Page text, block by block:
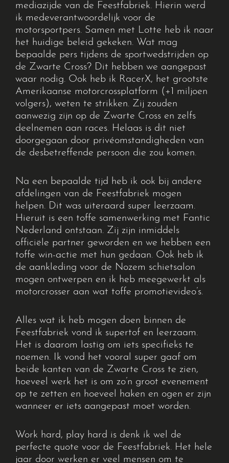
E-mailen
info@feestfabriek.nl
mediazijde van de Feestfabriek. Hierin werd
ik medeverantwoordelijk voor de
motorsportpers. Samen met Lotte heb ik naar
het huidige beleid gekeken. Wat mag
bepaalde pers tijdens de sportwedstrijden op
de Zwarte Cross? Dit hebben we aangepast
waar nodig. Ook heb ik RacerX, het grootste
Amerikaanse motorcrossplatform (+1 miljoen
volgers), weten te strikken. Zij zouden
aanwezig zijn op de Zwarte Cross en zelfs
deelnemen aan races. Helaas is dit niet
doorgegaan door privéomstandigheden van
de desbetreffende persoon die zou komen.
Na een bepaalde tijd heb ik ook bij andere
afdelingen van de Feestfabriek mogen
helpen. Dit was uiteraard super leerzaam.
Hieruit is een toffe samenwerking met Fantic
Nederland ontstaan. Zij zijn inmiddels
officiële partner geworden en we hebben een
toffe win-actie met hun gedaan. Ook heb ik
de aankleding voor de Nozem schietsalon
mogen ontwerpen en ik heb meegewerkt als
motorcrosser aan wat toffe promotievideo’s.
Alles wat ik heb mogen doen binnen de
Feestfabriek vond ik supertof en leerzaam.
Het is daarom lastig om iets specifieks te
noemen. Ik vond het vooral super gaaf om
beide kanten van de Zwarte Cross te zien,
hoeveel werk het is om zo’n groot evenement
op te zetten en hoeveel haken en ogen er zijn
wanneer er iets aangepast moet worden.
Work hard, play hard is denk ik wel de
perfecte quote voor de Feestfabriek. Het hele
jaar door werken er veel mensen om te